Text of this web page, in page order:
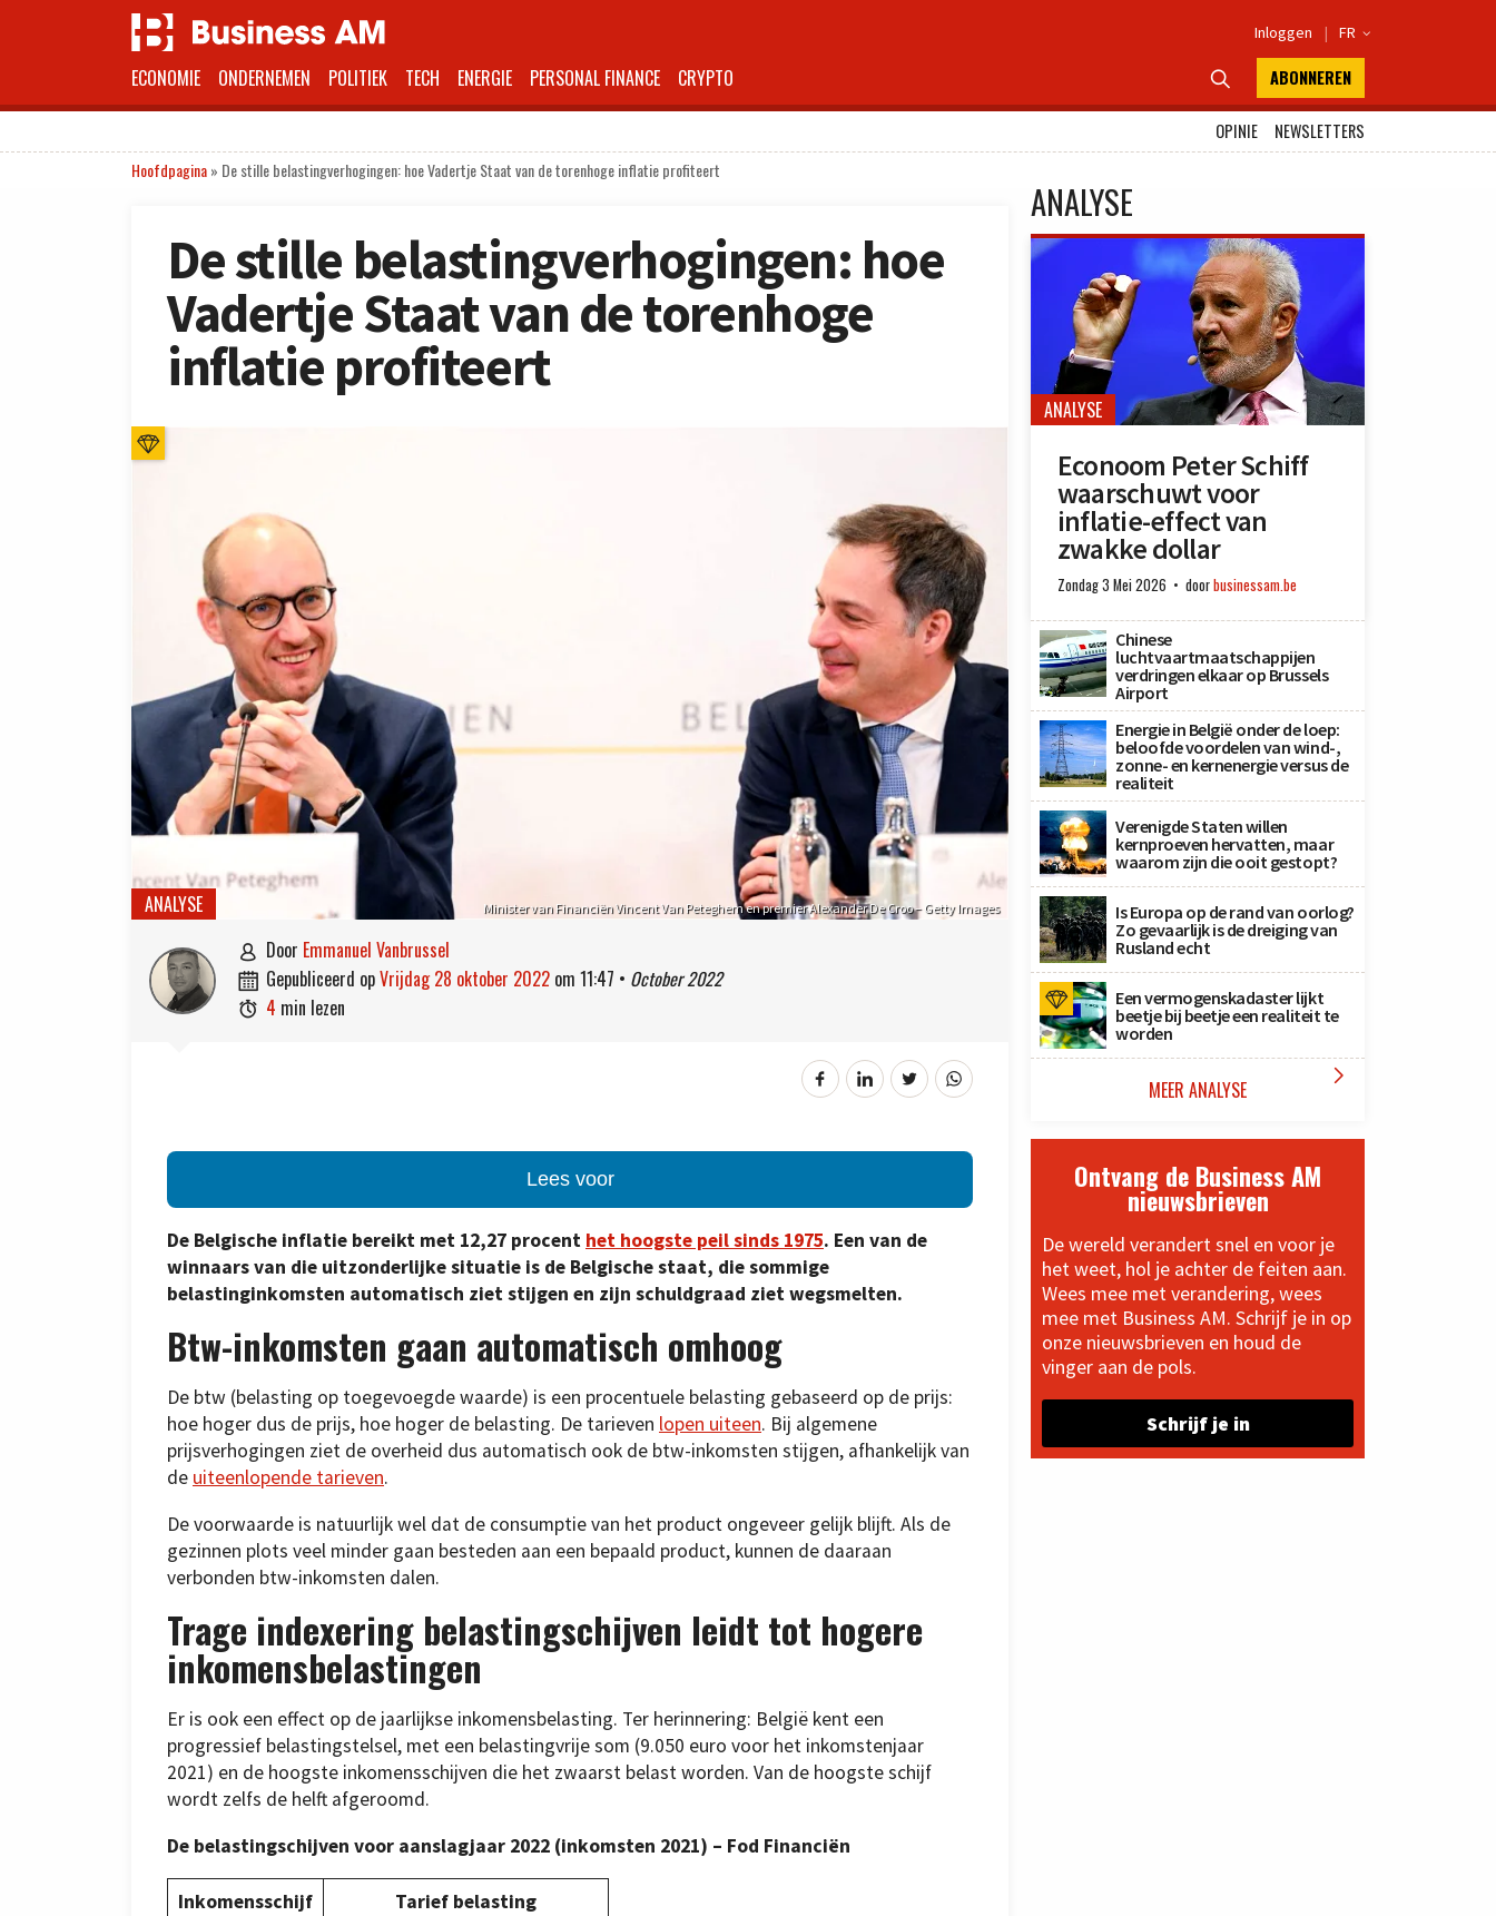
Inloggen | FR 
ECONOMIE ONDERNEMEN POLITIEK TECH ENERGIE PERSONAL FINANCE CRYPTO  ABONNEREN
OPINIE
NEWSLETTERS
Hoofdpagina» De stille belastingverhogingen: hoe Vadertje Staat van de torenhoge inflatie profiteert
De stille belastingverhogingen: hoe
Vadertje Staat van de torenhoge
inflatie profiteert
Minister van Financiën Vincent Van Peteghem en premier Alexander De Croo – Getty Images
ANALYSE
 door Emmanuel Vanbrussel
 gepubliceerd op vrijdag 28 oktober 2022 om 11:47 • October 2022
 4 min lezen
Lees voor
De Belgische inflatie bereikt met 12,27 procent het hoogste peil sinds 1975. Een van de
winnaars van die uitzonderlijke situatie is de Belgische staat, die sommige
belastinginkomsten automatisch ziet stijgen en zijn schuldgraad ziet wegsmelten.
Btw-inkomsten gaan automatisch omhoog
De btw (belasting op toegevoegde waarde) is een procentuele belasting gebaseerd op de prijs:
hoe hoger dus de prijs, hoe hoger de belasting. De tarieven lopen uiteen. Bij algemene
prijsverhogingen ziet de overheid dus automatisch ook de btw-inkomsten stijgen, afhankelijk van
de uiteenlopende tarieven.
De voorwaarde is natuurlijk wel dat de consumptie van het product ongeveer gelijk blijft. Als de
gezinnen plots veel minder gaan besteden aan een bepaald product, kunnen de daaraan
verbonden btw-inkomsten dalen.
Trage indexering belastingschijven leidt tot hogere
inkomensbelastingen
Er is ook een effect op de jaarlijkse inkomensbelasting. Ter herinnering: België kent een
progressief belastingstelsel, met een belastingvrije som (9.050 euro voor het inkomstenjaar
2021) en de hoogste inkomensschijven die het zwaarst belast worden. Van de hoogste schijf
wordt zelfs de helft afgeroomd.
De belastingschijven voor aanslagjaar 2022 (inkomsten 2021) – Fod Financiën
Inkomensschijf
Tarief belasting
ANALYSE
ANALYSE
Econoom Peter Schiff
waarschuwt voor
inflatie-effect van
zwakke dollar
Zondag 3 Mei 2026 doorbusinessam.be
Chinese
luchtvaartmaatschappijen
verdringen elkaar op Brussels
Airport
Energie in België onder de loep:
beloofde voordelen van wind-,
zonne- en kernenergie versus de
realiteit
Verenigde Staten willen
kernproeven hervatten, maar
waarom zijn die ooit gestopt?
Is Europa op de rand van oorlog?
Zo gevaarlijk is de dreiging van
Rusland echt
Een vermogenskadaster lijkt
beetje bij beetje een realiteit te
worden
MEER ANALYSE 
Ontvang de Business AM
nieuwsbrieven
De wereld verandert snel en voor je
het weet, hol je achter de feiten aan.
Wees mee met verandering, wees
mee met Business AM. Schrijf je in op
onze nieuwsbrieven en houd de
vinger aan de pols.
Schrijf je in